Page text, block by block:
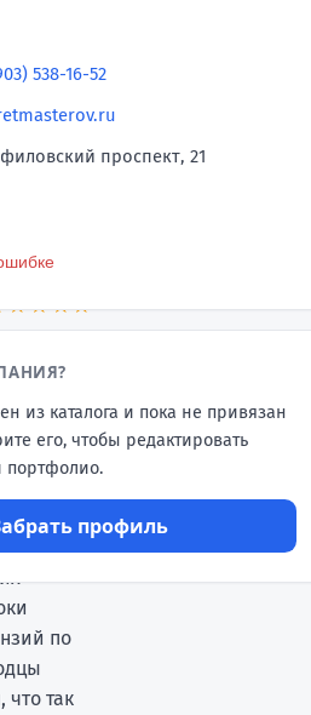
кому-
делала
что
по
что так
538-16-52
проспект, 21
из каталога и пока не привязан
его, чтобы редактировать
портфолио.
профиль